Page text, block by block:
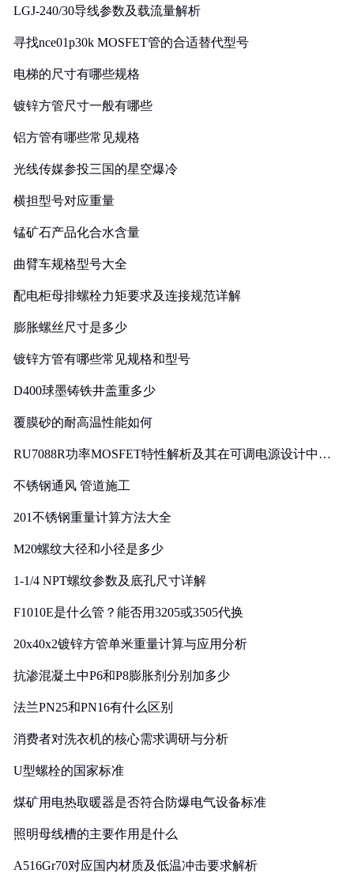
LGJ-240/30导线参数及载流量解析
寻找nce01p30k MOSFET管的合适替代型号
电梯的尺寸有哪些规格
镀锌方管尺寸一般有哪些
铝方管有哪些常见规格
光线传媒参投三国的星空爆冷
横担型号对应重量
锰矿石产品化合水含量
曲臂车规格型号大全
配电柜母排螺栓力矩要求及连接规范详解
膨胀螺丝尺寸是多少
镀锌方管有哪些常见规格和型号
D400球墨铸铁井盖重多少
覆膜砂的耐高温性能如何
RU7088R功率MOSFET特性解析及其在可调电源设计中的
不锈钢通风 管道施工
201不锈钢重量计算方法大全
M20螺纹大径和小径是多少
1-1/4 NPT螺纹参数及底孔尺寸详解
F1010E是什么管？能否用3205或3505代换
20x40x2镀锌方管单米重量计算与应用分析
抗渗混凝土中P6和P8膨胀剂分别加多少
法兰PN25和PN16有什么区别
消费者对洗衣机的核心需求调研与分析
U型螺栓的国家标准
煤矿用电热取暖器是否符合防爆电气设备标准
照明母线槽的主要作用是什么
A516Gr70对应国内材质及低温冲击要求解析